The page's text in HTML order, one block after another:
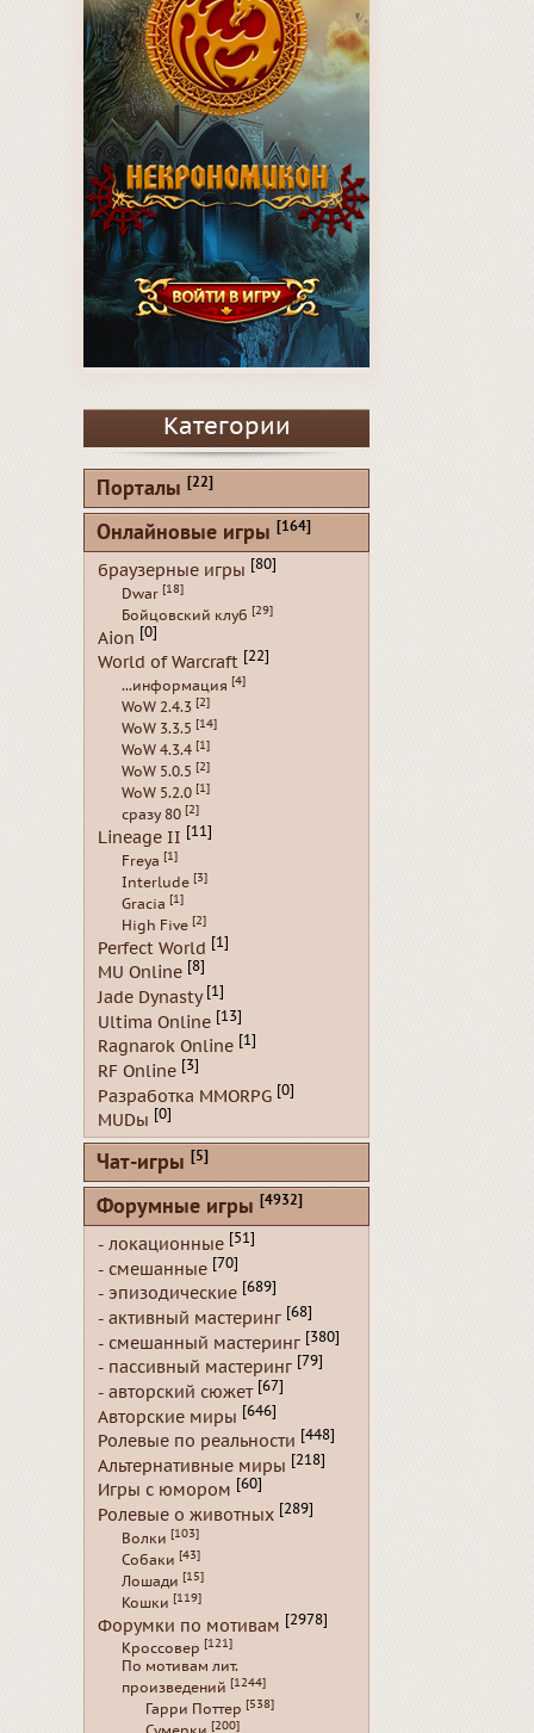
Категории
Порталы [22]
Онлайновые игры [164]
браузерные игры [80]
Dwar [18]
Бойцовский клуб [29]
Aion [0]
World of Warcraft [22]
...информация [4]
WoW 2.4.3 [2]
WoW 3.3.5 [14]
WoW 4.3.4 [1]
WoW 5.0.5 [2]
WoW 5.2.0 [1]
сразу 80 [2]
Lineage II [11]
Freya [1]
Interlude [3]
Gracia [1]
High Five [2]
Perfect World [1]
MU Online [8]
Jade Dynasty [1]
Ultima Online [13]
Ragnarok Online [1]
RF Online [3]
Разработка MMORPG [0]
MUDы [0]
Чат-игры [5]
Форумные игры [4932]
- локационные [51]
- смешанные [70]
- эпизодические [689]
- активный мастеринг [68]
- смешанный мастеринг [380]
- пассивный мастеринг [79]
- авторский сюжет [67]
Авторские миры [646]
Ролевые по реальности [448]
Альтернативные миры [218]
Игры с юмором [60]
Ролевые о животных [289]
Волки [103]
Собаки [43]
Лошади [15]
Кошки [119]
Форумки по мотивам [2978]
Кроссовер [121]
По мотивам лит.
произведений [1244]
Гарри Поттер [538]
[200]